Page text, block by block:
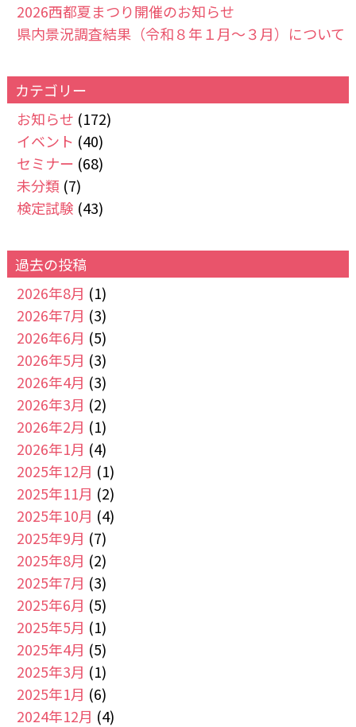
2026西都夏まつり開催のお知らせ
県内景況調査結果（令和８年１月～３月）について
カテゴリー
お知らせ (172)
イベント (40)
セミナー (68)
未分類 (7)
検定試験 (43)
過去の投稿
2026年8月 (1)
2026年7月 (3)
2026年6月 (5)
2026年5月 (3)
2026年4月 (3)
2026年3月 (2)
2026年2月 (1)
2026年1月 (4)
2025年12月 (1)
2025年11月 (2)
2025年10月 (4)
2025年9月 (7)
2025年8月 (2)
2025年7月 (3)
2025年6月 (5)
2025年5月 (1)
2025年4月 (5)
2025年3月 (1)
2025年1月 (6)
2024年12月 (4)